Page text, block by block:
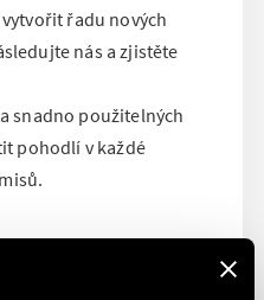
řadu nových
nás a zjistěte
snadno použitelných
pohodlí v každé